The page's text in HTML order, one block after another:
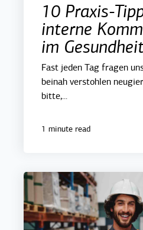
10 Praxis-
interne
im
Fast jeden Tag fragen
beinah verstohlen
bitte,...
1 minute read